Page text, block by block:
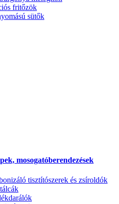
fritőzök
sütők
mosogatóberendezések
tisztítószerek és zsíroldók